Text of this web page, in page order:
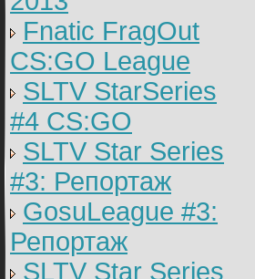
Fnatic FragOut
CS:GO League
SLTV StarSeries
#4 CS:GO
SLTV Star Series
#3: Репортаж
GosuLeague #3:
Репортаж
SLTV Star Series